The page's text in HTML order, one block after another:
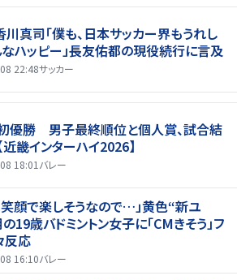
川真司「僕も、日本サッカー界もうれし
なハッピー」長友佑都の現役続行に言及
22:48サッカー
優勝 男子最終順位と個人賞、試合結
畿インターハイ2026】
18:01 バレー
笑顔で楽しそうなので…」黄色“新ユ
19歳バドミントン女子に「CMきそう」フ
反応
16:10バレー